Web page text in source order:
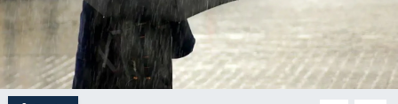
Bi̇li̇m & Teknoloji̇
Dünya